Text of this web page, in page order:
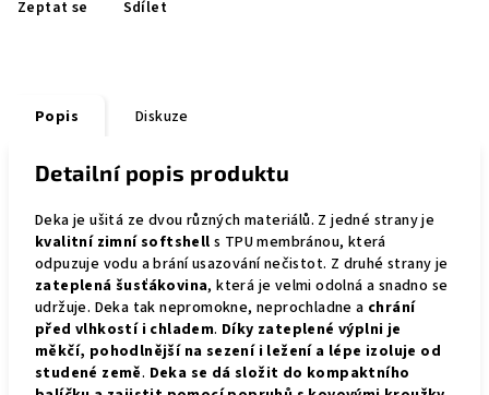
Zeptat se Sdílet
Popis Diskuze
Detailní popis produktu
Deka je ušitá ze dvou různých materiálů. Z jedné strany je
kvalitní zimní softshell s TPU membránou, která
odpuzuje vodu a brání usazování nečistot. Z druhé strany je
zateplená šusťákovina, která je velmi odolná a snadno se
udržuje. Deka tak nepromokne, neprochladne a chrání
před vlhkostí i chladem. Díky zateplené výplni je
měkčí, pohodlnější na sezení i ležení a lépe izoluje od
studené země. Deka se dá složit do kompaktního